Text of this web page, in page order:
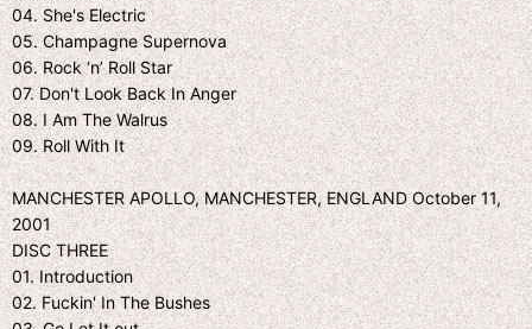
04. She's Electric
05. Champagne Supernova
06. Rock ‘n’ Roll Star
07. Don't Look Back In Anger
08. I Am The Walrus
09. Roll With It
MANCHESTER APOLLO, MANCHESTER, ENGLAND October 11,
2001
DISC THREE
01. Introduction
02. Fuckin' In The Bushes